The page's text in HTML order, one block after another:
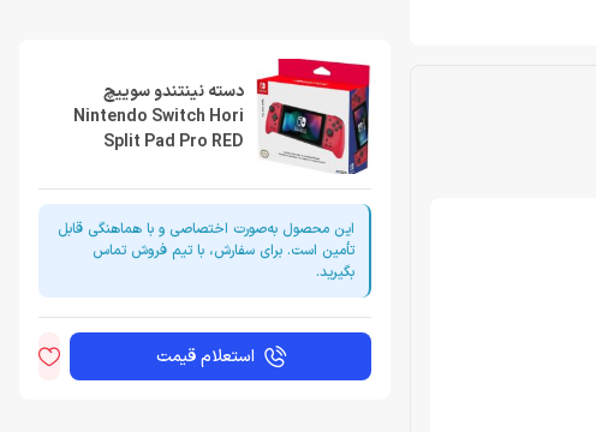
دسته نینتندو سوییچ
Nintendo Switch Hori
Split Pad Pro RED
این محصول به‌صورت اختصاصی و با هماهنگی قابل
تأمین است. برای سفارش، با تیم فروش تماس
بگیرید.
استعلام قیمت